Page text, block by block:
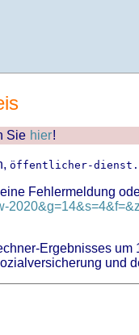
Sie hier!
öffentlicher-
Fehlermeldung
Ergebnisses
und